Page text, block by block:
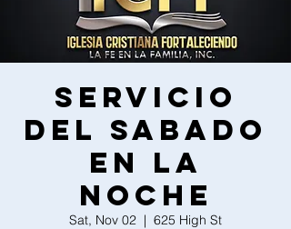
Servicio
del sabado
en la
noche
Sat, Nov 02
  |
625 High St